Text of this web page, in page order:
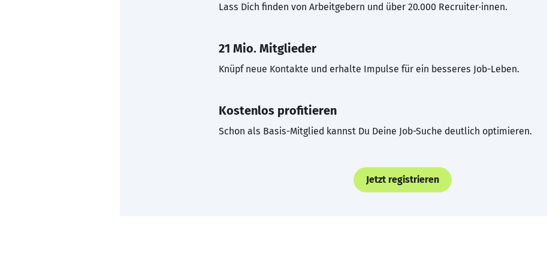
Lass Dich finden von Arbeitgebern und über 20.000 Recruiter·innen.
21 Mio. Mitglieder
Knüpf neue Kontakte und erhalte Impulse für ein besseres Job-Leben.
Kostenlos profitieren
Schon als Basis-Mitglied kannst Du Deine Job-Suche deutlich optimieren.
Jetzt registrieren